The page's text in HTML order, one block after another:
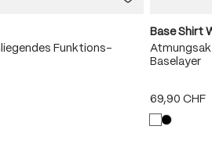
Funktions-
Base Shirt
Baselayer
69,90 CHF